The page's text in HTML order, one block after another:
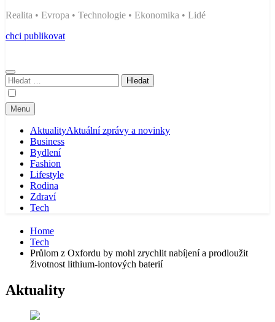
Realita • Evropa • Technologie • Ekonomika • Lidé
chci publikovat
Vyhledávání
Menu
AktualityAktuální zprávy a novinky
Business
Bydlení
Fashion
Lifestyle
Rodina
Zdraví
Tech
Home
Tech
Průlom z Oxfordu by mohl zrychlit nabíjení a prodloužit
životnost lithium-iontových baterií
Aktuality